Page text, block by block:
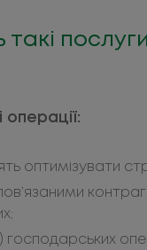
такі
операції:
оптимізувати
господарських